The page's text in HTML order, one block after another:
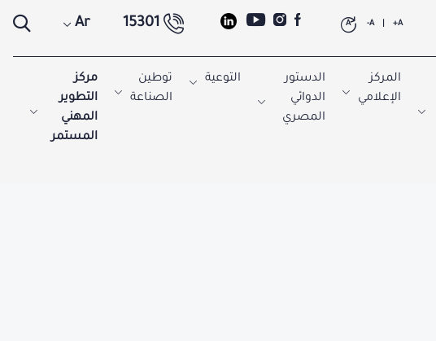
A+
A-
A
15301
Ar
المركز
الإعلامي
الدستور
الدوائي
المصري
التوعية
توطين
الصناعة
مركز
التطوير
المهني
المستمر